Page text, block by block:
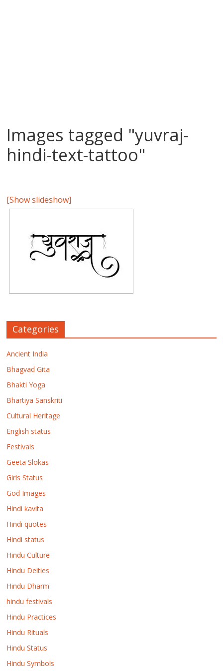
Images tagged "yuvraj-
hindi-text-tattoo"
[Show slideshow]
Categories
Ancient India
Bhagvad Gita
Bhakti Yoga
Bhartiya Sanskriti
Cultural Heritage
English status
Festivals
Geeta Slokas
Girls Status
God Images
Hindi kavita
Hindi quotes
Hindi status
Hindu Culture
Hindu Deities
Hindu Dharm
hindu festivals
Hindu Practices
Hindu Rituals
Hindu Status
Hindu Symbols